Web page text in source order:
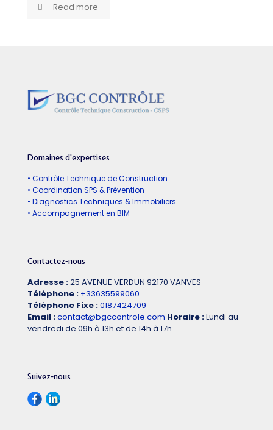
Read more
Domaines d'expertises
• Contrôle Technique de Construction
• Coordination SPS & Prévention
• Diagnostics Techniques & Immobiliers
• Accompagnement en BIM
Contactez-nous
Adresse :25 AVENUE VERDUN 92170 VANVES
Téléphone : +33635599060
Téléphone Fixe :0187424709
Email :contact@bgccontrole.com Horaire :Lundi au
vendredi de 09h à 13h et de 14h à 17h
Suivez-nous